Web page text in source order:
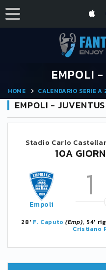
EMPOLI
HOME CALENDARIO SERIE
EMPOLI -
Stadio Carlo
10A
Empoli 1
28' F. Caputo (Emp), 54'
Cristiano